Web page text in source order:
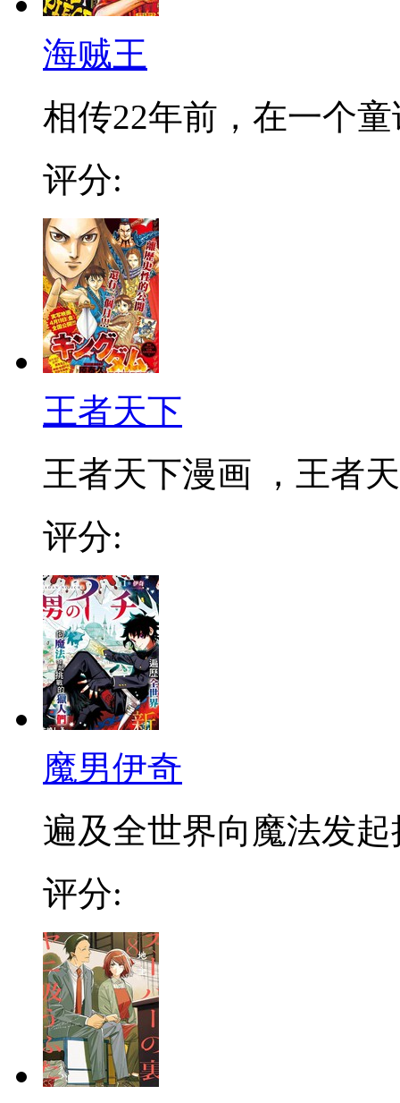
海贼王
相传22年前，在一个
评分:
王者天下
王者天下漫画 ，王者
评分:
魔男伊奇
遍及全世界向魔法发起
评分: